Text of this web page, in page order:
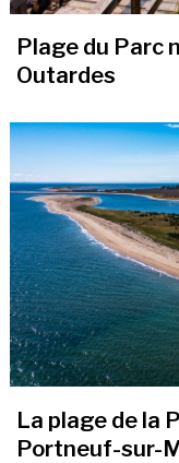
Plage du Parc
Outardes
La plage de la
Portneuf-sur-